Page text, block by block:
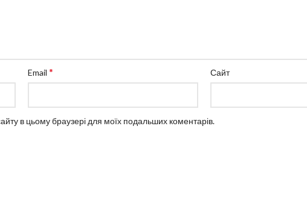
Email* Сайт
в цьому браузері для моїх подальших коментарів.